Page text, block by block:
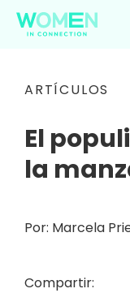
ARTÍCULOS
El
la
Por: Marcela
Compartir: